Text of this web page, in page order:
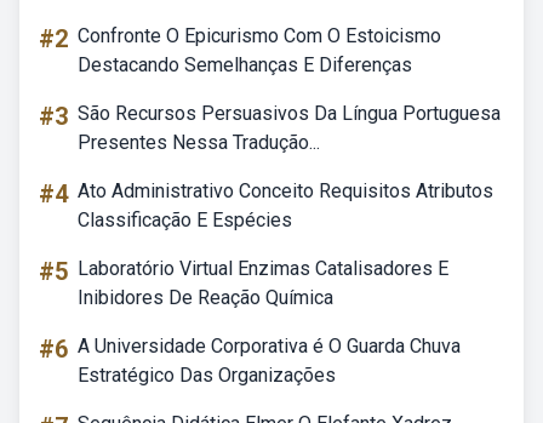
#2 Confronte O Epicurismo Com O Estoicismo
Destacando Semelhanças E Diferenças
#3 São Recursos Persuasivos Da Língua Portuguesa
Presentes Nessa Tradução...
#4 Ato Administrativo Conceito Requisitos Atributos
Classificação E Espécies
#5 Laboratório Virtual Enzimas Catalisadores E
Inibidores De Reação Química
#6 A Universidade Corporativa é O Guarda Chuva
Estratégico Das Organizações